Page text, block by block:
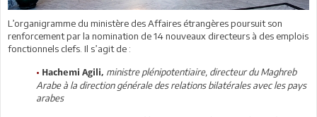
L’organigramme du ministère des Affaires étrangères poursuit son
renforcement par la nomination de 14 nouveaux directeurs à des emplois
fonctionnels clefs. Il s’agit de :
• Hachemi Agili, ministre plénipotentiaire, directeur du Maghreb
Arabe à la direction générale des relations bilatérales avec les pays
arabes